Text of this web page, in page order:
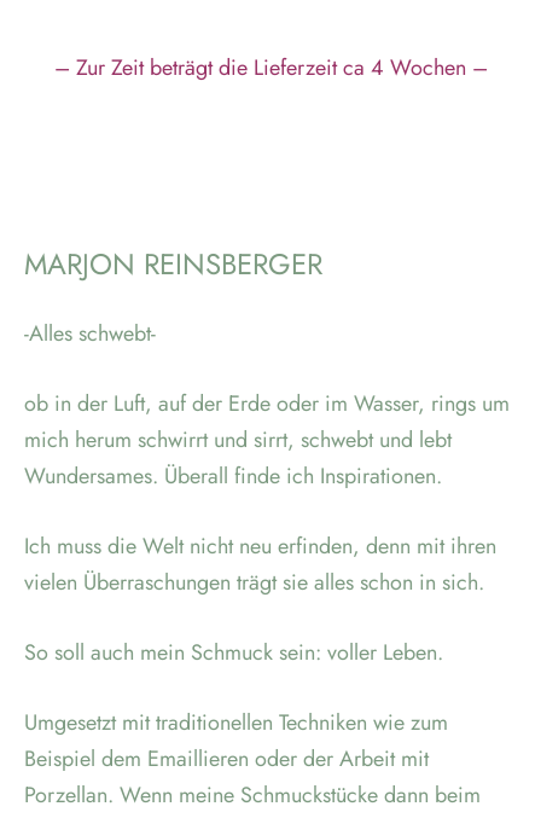
– Zur Zeit beträgt die Lieferzeit ca 4 Wochen –
MARJON REINSBERGER
-Alles schwebt-
ob in der Luft, auf der Erde oder im Wasser, rings um
mich herum schwirrt und sirrt, schwebt und lebt
Wundersames. Überall finde ich Inspirationen.
Ich muss die Welt nicht neu erfinden, denn mit ihren
vielen Überraschungen trägt sie alles schon in sich.
So soll auch mein Schmuck sein: voller Leben.
Umgesetzt mit traditionellen Techniken wie zum
Beispiel dem Emaillieren oder der Arbeit mit
Porzellan. Wenn meine Schmuckstücke dann beim